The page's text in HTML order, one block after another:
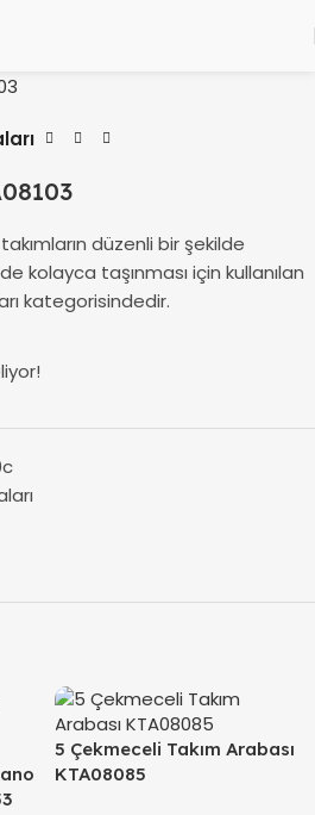
düzenli bir şekilde
kolayca taşınması için kullanılan
kategorisindedir.
5 Çekmeceli Takım Arabası
KTA08085